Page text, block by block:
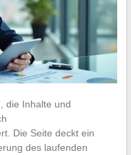
die Inhalte und
Die Seite deckt ein
des laufenden